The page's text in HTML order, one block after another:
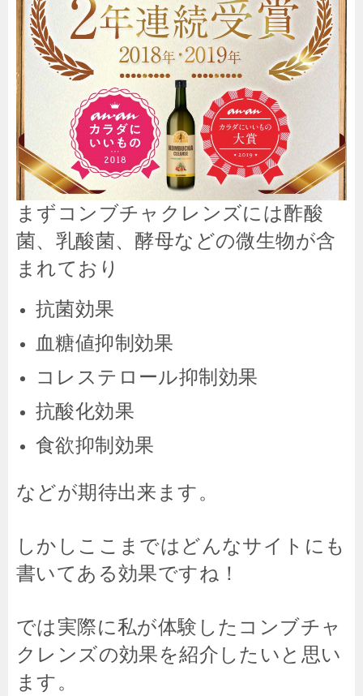
まずコンブチャクレンズには酢酸
菌、乳酸菌、酵母などの微生物が含
まれており
抗菌効果
血糖値抑制効果
コレステロール抑制効果
抗酸化効果
食欲抑制効果
などが期待出来ます。
しかしここまではどんなサイトにも
書いてある効果ですね！
では実際に私が体験したコンブチャ
クレンズの効果を紹介したいと思い
ます。